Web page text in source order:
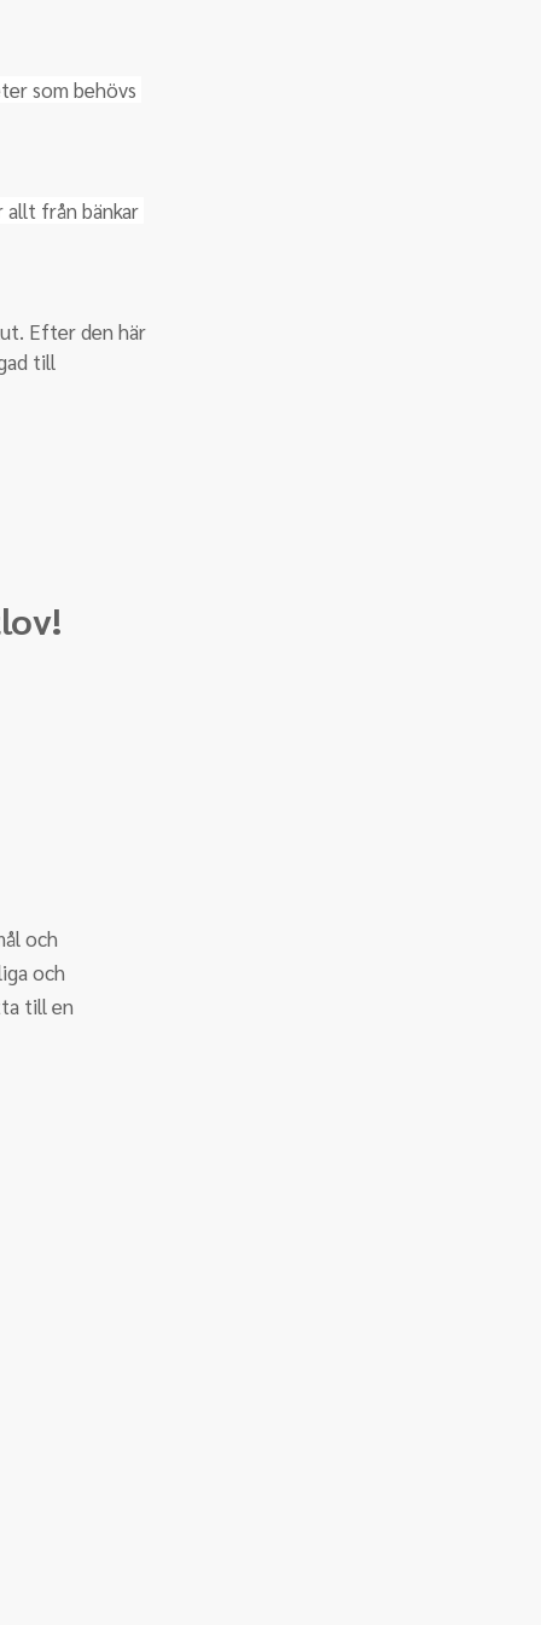
som behövs
allt från bänkar
Efter den här
till
och
och
till en